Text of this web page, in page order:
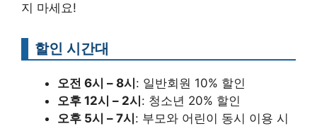
지 마세요!
할인 시간대
오전 6시 – 8시 : 일반회원 10% 할인
오후 12시 – 2시 : 청소년 20% 할인
오후 5시 – 7시 : 부모와 어린이 동시 이용 시